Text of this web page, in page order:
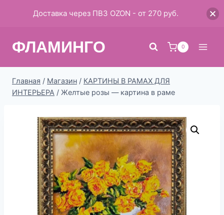
ФЛАМИНГО 0
Главная / Магазин / КАРТИНЫ В РАМАХ ДЛЯ
ИНТЕРЬЕРА / Желтые розы — картина в раме
Доставка через ПВЗ OZON - от 270 руб.